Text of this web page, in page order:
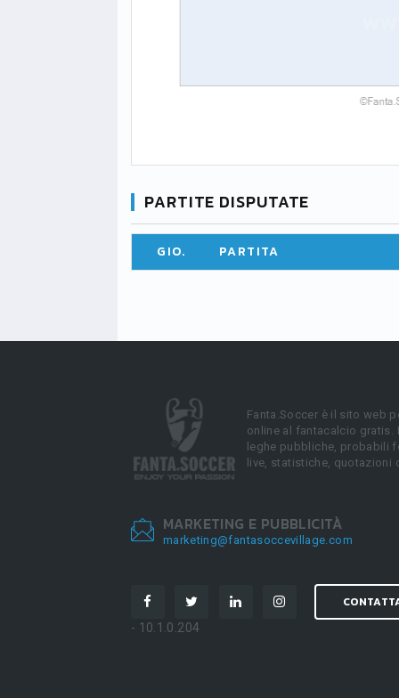
PARTITE DISPUTATE
GIO. PARTITA
Fanta.Soccer è il sito web
online al fantacalcio gratis.
leghe pubbliche, probabili
live, statistiche, quotazioni
MARKETING E PUBBLICITÀ
marketing@fantasoccevillage.com
- 10.1.0.204